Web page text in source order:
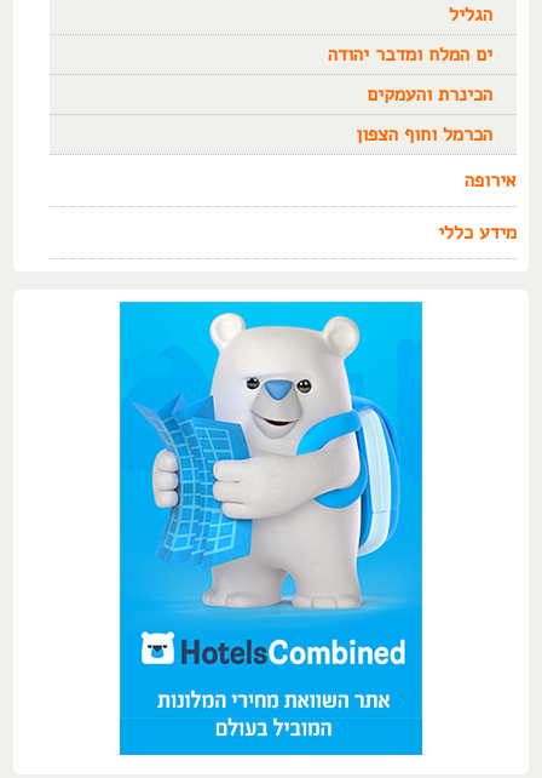
הגליל
ים המלח ומדבר יהודה
הכינרת והעמקים
הכרמל וחוף הצפון
אירופה
מידע כללי